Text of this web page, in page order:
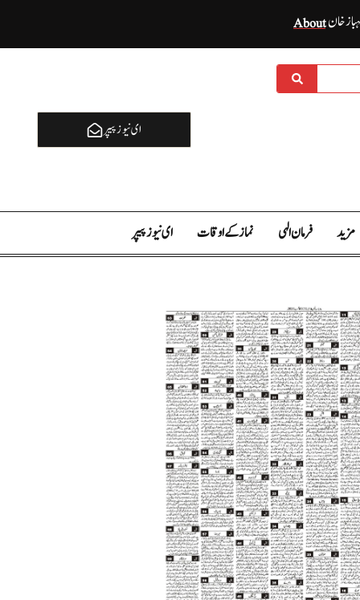
خانAbout
ای نيوز پیپر
مزید فرمان الہی نماز کے اوقات ای نيوز پیپر